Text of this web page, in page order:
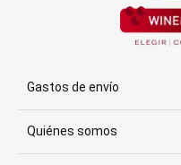
Gastos de envío
Quiénes somos